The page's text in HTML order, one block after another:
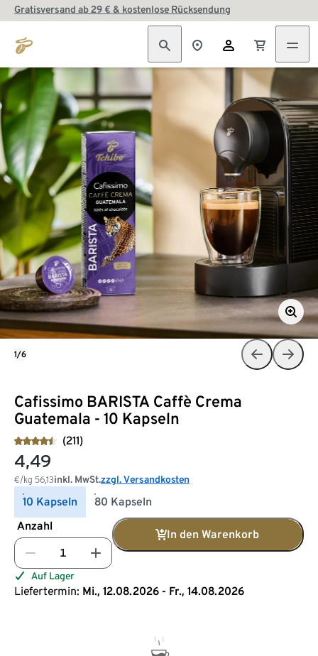
Gratisversand ab 29 € & kostenlose Rücksendung
Cafissimo BARISTA Caffè Crema
Guatemala - 10 Kapseln
(211)
4,49
€/kg 56,13inkl. MwSt.zzgl. Versandkosten
10 Kapseln
80 Kapseln
Anzahl
In den Warenkorb
Auf Lager
Liefertermin: Mi., 12.08.2026 - Fr., 14.08.2026
1/6